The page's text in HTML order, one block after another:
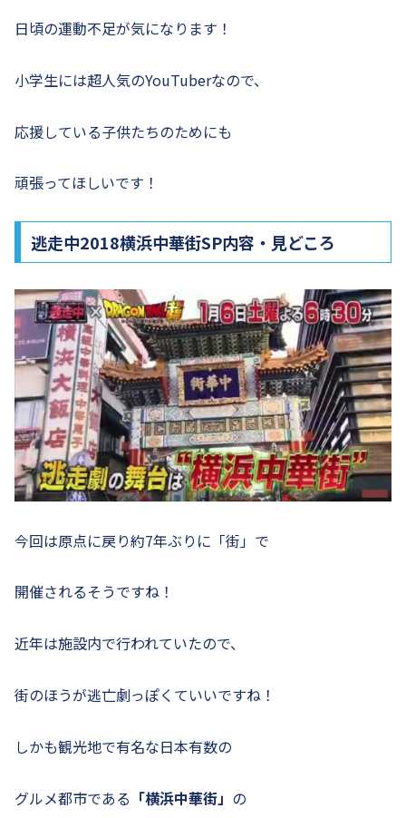
日頃の運動不足が気になります！
小学生には超人気のYouTuberなので、
応援している子供たちのためにも
頑張ってほしいです！
逃走中2018横浜中華街SP内容・見どころ
今回は原点に戻り約7年ぶりに「街」で
開催されるそうですね！
近年は施設内で行われていたので、
街のほうが逃亡劇っぽくていいですね！
しかも観光地で有名な日本有数の
グルメ都市である 「横浜中華街」 の